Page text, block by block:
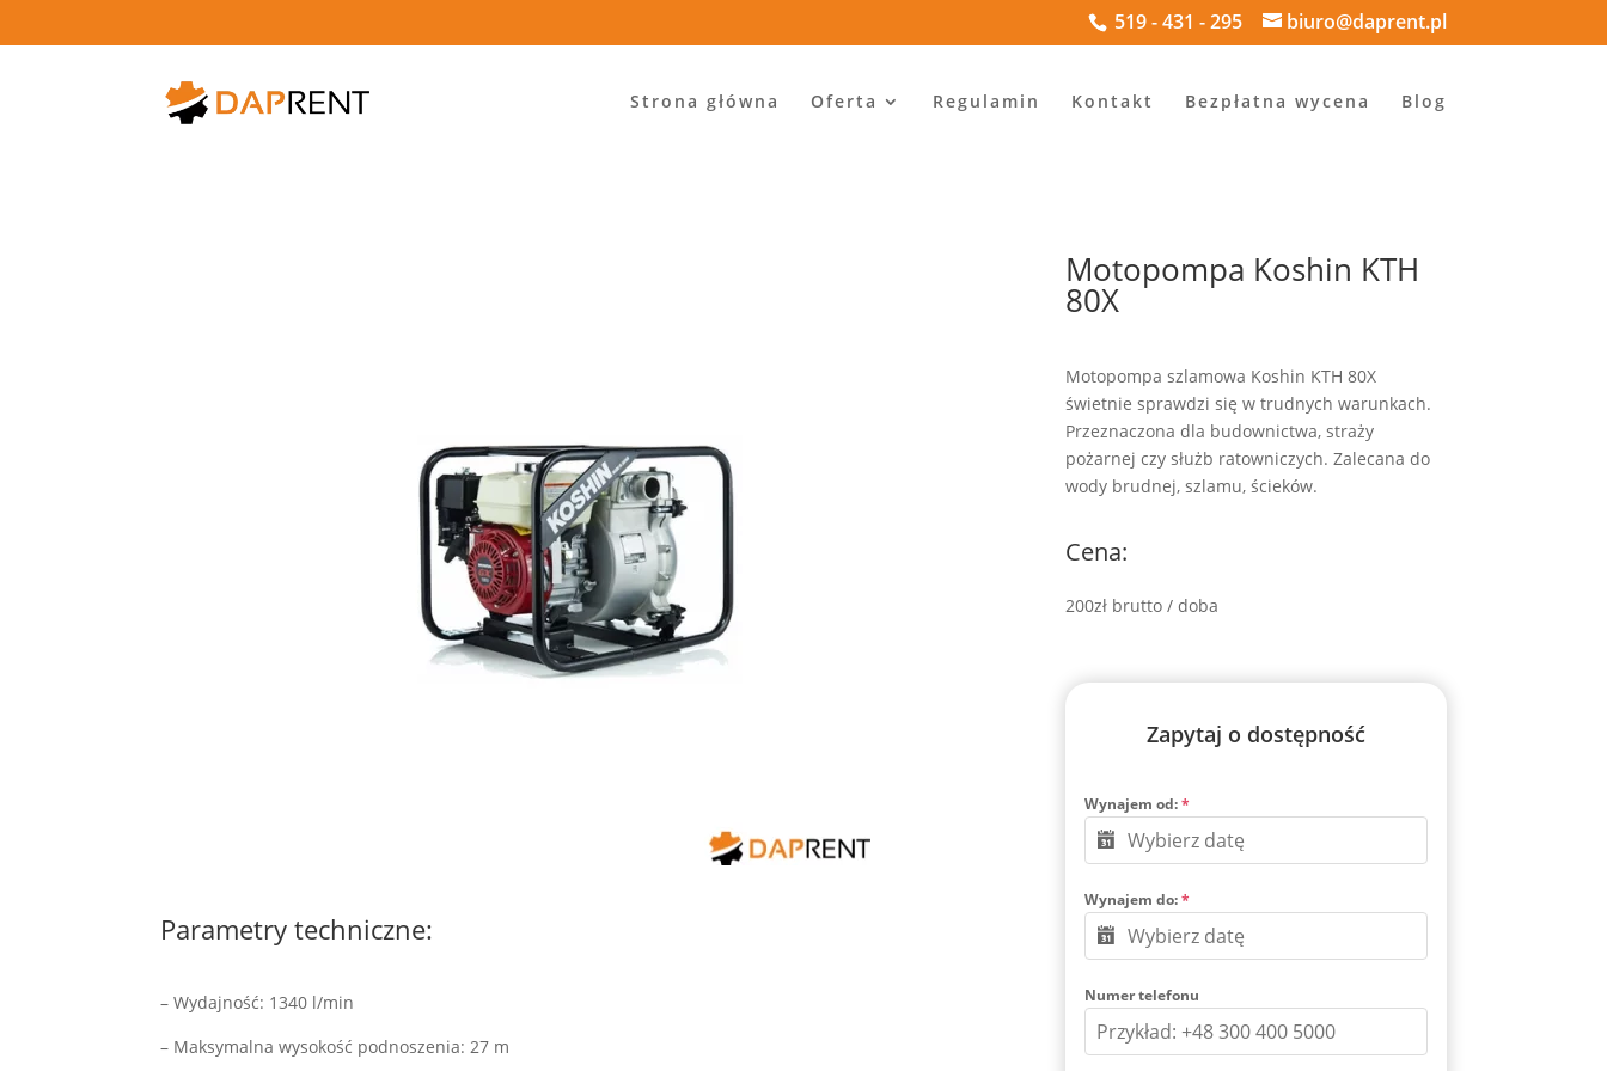
519 - 431 - 295 biuro@daprent.pl
Strona główna Oferta Regulamin Kontakt Bezpłatna wycena Blog
Parametry techniczne:
– Wydajność: 1340 l/min
– Maksymalna wysokość podnoszenia: 27 m
Motopompa Koshin KTH
80X
Motopompa szlamowa Koshin KTH 80X
świetnie sprawdzi się w trudnych warunkach.
Przeznaczona dla budownictwa, straży
pożarnej czy służb ratowniczych. Zalecana do
wody brudnej, szlamu, ścieków.
Cena:
200zł brutto / doba
Zapytaj o dostępność
Wynajem od:*
Wynajem do:*
Numer telefonu